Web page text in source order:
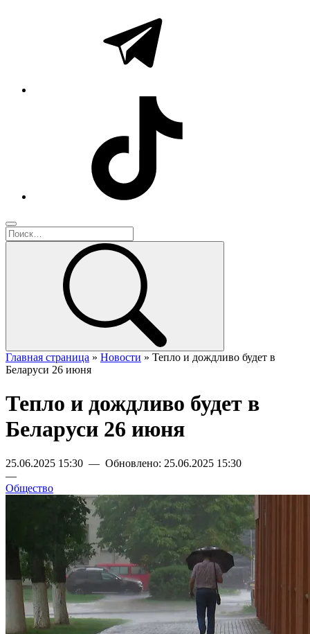
Главная страница » Новости » Тепло и дождливо будет в
Беларуси 26 июня
Тепло и дождливо будет в
Беларуси 26 июня
25.06.2025 15:30 — Обновлено: 25.06.2025 15:30
—
Общество